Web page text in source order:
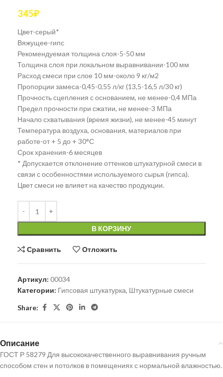
345₽
Цвет-серый*
Вяжущее-гипс
Рекомендуемая толщина слоя-5-50 мм
Толщина слоя при локальном выравнивании-100 мм
Расход смеси при слое 10 мм-около 9 кг/м2
Пропорции замеса-0,45-0,55 л/кг (13,5-16,5 л/30 кг)
Прочность сцепления с основанием, не менее-0,4 МПа
Предел прочности при сжатии, не менее-3 МПа
Начало схватывания (время жизни), не менее-45 минут
Температура воздуха, основания, материалов при
работе-от + 5 до + 30°С
Срок хранения-6 месяцев
* Допускается отклонение оттенков штукатурной смеси в
связи с особенностями используемого сырья (гипса).
Цвет смеси не влияет на качество продукции.
В КОРЗИНУ
Сравнить Отложить
Артикул: 00034
Категории: Гипсовая штукатурка, Штукатурные смеси
Share:
Описание
ГОСТ Р 58279 Для высококачественного выравнивания ручным
способом стен и потолков в помещениях с нормальной влажностью.